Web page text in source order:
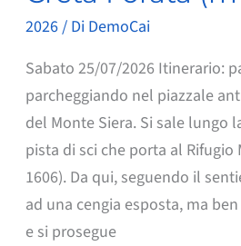
2026/ Di DemoCai
Sabato 25/07/2026 Itinerario:
parcheggiando nel piazzale
del Monte Siera. Si sale lungo
pista di sci che porta al Rifugio
1606). Da qui, seguendo il
ad una cengia esposta, ma
e si prosegue